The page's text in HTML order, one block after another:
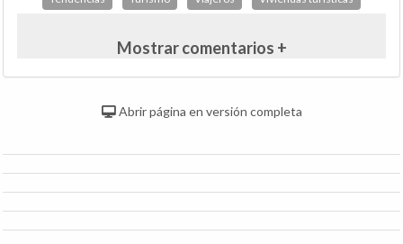
Mostrar comentarios +
Abrir página en versión completa